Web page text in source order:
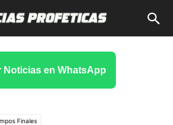
Noticias en WhatsApp
Finales